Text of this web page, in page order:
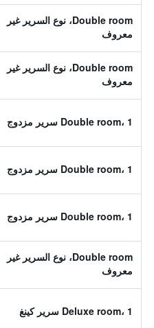
Double room، نوع السرير غير
معروف
Double room، نوع السرير غير
معروف
Double room، 1 سرير مزدوج
Double room، 1 سرير مزدوج
Double room، 1 سرير مزدوج
Double room، نوع السرير غير
معروف
Deluxe room، 1 سرير كينغ